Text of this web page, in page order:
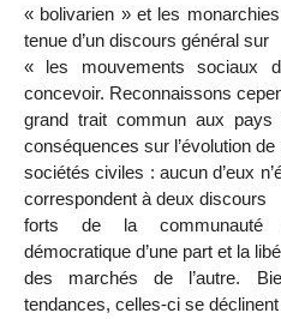
« bolivarien » et les
tenue d’un discours général sur
« les mouvements sociaux
concevoir. Reconnaissons
grand trait commun aux
conséquences sur l’évolution de
sociétés civiles : aucun d’eux
correspondent à deux discours
forts de la communauté
démocratique d’une part et la
des marchés de l’autre.
tendances, celles-ci se